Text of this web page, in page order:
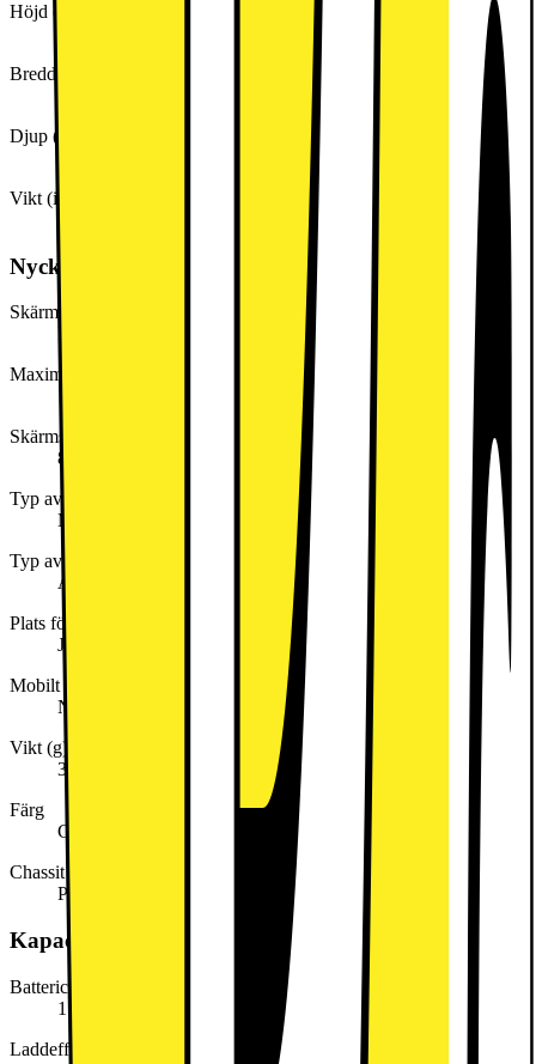
Höjd (inkl. emballage)
Bredd (inkl. emballage)
144,0 mm
Djup (inkl. emballage)
230,0 mm
Vikt (inkl. emballage)
680,0 g
Nyckelspecifikation
Skärmtyp
IPS (In-Plane Switching)
Maximal upplösning
1340x800
Skärmstorlek (tum)
8.7
Typ av processor
MediaTek Helio
Typ av operativsystem
Android
Plats för SIM-kort
Ja
Mobilt datanätverk
Nej
Vikt (g)
320
Färg
Grå
Chassit är tillverkat av
Plast
Kapacitet, förbrukning och strömförsörjning
Battericeller (nummer)
1
Laddeffekt som krävs (min. i W)